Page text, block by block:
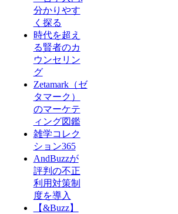
分かりやす
く探る
時代を超え
る賢者のカ
ウンセリン
グ
Zetamark（ゼ
タマーク）
のマーケテ
ィング図鑑
雑学コレク
ション365
AndBuzzが
評判の不正
利用対策制
度を導入
【&Buzz】